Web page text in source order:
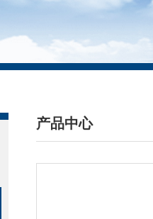
产品中心
/ PRODUCTS CENTER